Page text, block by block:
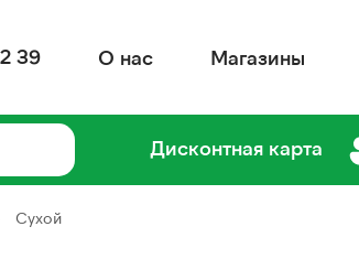
39 О нас Магазины
Дисконтная карта
Сухой